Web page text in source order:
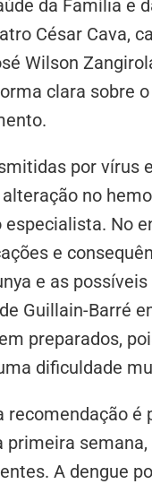
da Família e
César Cava,
Wilson
clara sobre
por vírus
no
especialista. No
e
e as
Guillain-Barré
preparados,
dificuldade
recomendação
primeira
A dengue